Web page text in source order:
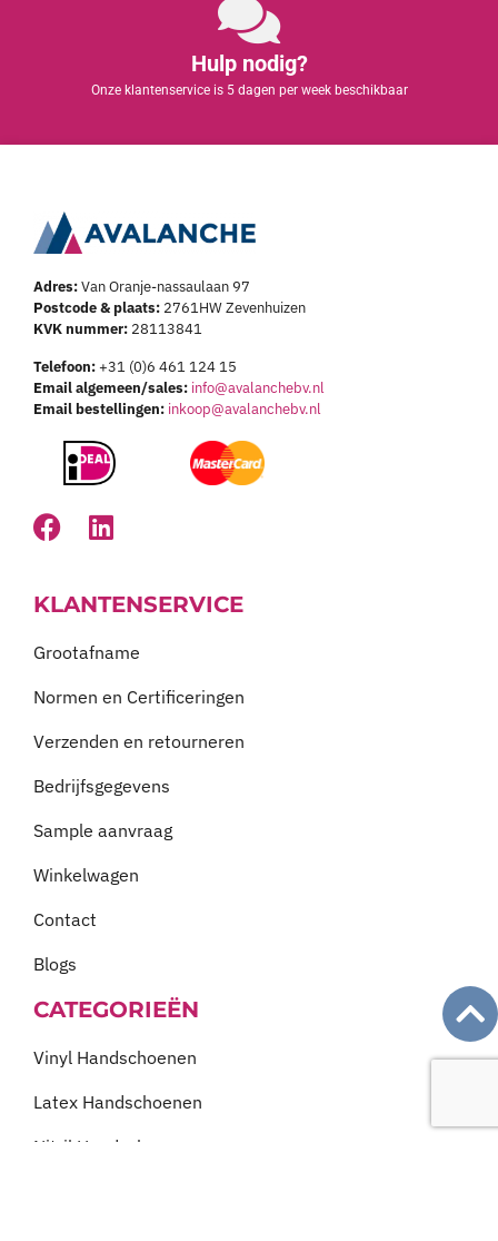
Hulp nodig?
Onze klantenservice is 5 dagen per week beschikbaar
Adres:Van Oranje-nassaulaan 97
Postcode & plaats: 2761HW Zevenhuizen
KVK nummer: 28113841
Telefoon:+31 (0)6 461 124 15
Email algemeen/sales: info@avalanchebv.nl
Email bestellingen: inkoop@avalanchebv.nl
KLANTENSERVICE
Grootafname
Normen en Certificeringen
Verzenden en retourneren
Bedrijfsgegevens
Sample aanvraag
Winkelwagen
Contact
Blogs
CATEGORIEËN
Vinyl Handschoenen
Latex Handschoenen
Nitril Handschoenen